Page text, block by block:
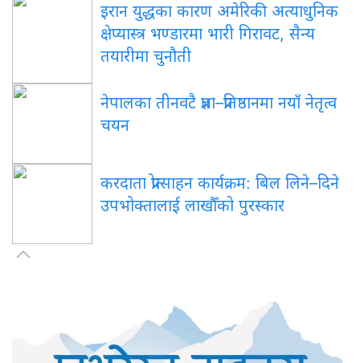
इरान युद्धका कारण अमेरिकी अत्याधुनिक
क्षेप्यास्त्र भण्डारमा भारी गिरावट, सैन्य
तयारीमा चुनौती
नेपालका तीनवटै प्रज्ञा–प्रतिष्ठानमा नयाँ नेतृत्व
चयन
करदाता प्रोत्साहन कार्यक्रम: बिल लिने–दिने
उपभोक्तालाई लाखौँको पुरस्कार